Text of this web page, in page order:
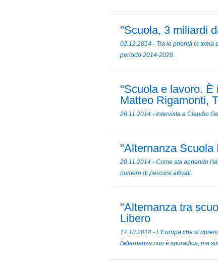
"Scuola, 3 miliardi
02.12.2014 - Tra le priorità in
periodo 2014-2020.
"Scuola e lavoro. È
Matteo Rigamonti,
26.11.2014 - Intervista a Claudio
"Alternanza Scuola
20.11.2014 - Come sta andando
numero di percorsi attivati.
"Alternanza tra
Libero
17.10.2014 - L'Europa che si
l'alternanza non è sporadica, ma